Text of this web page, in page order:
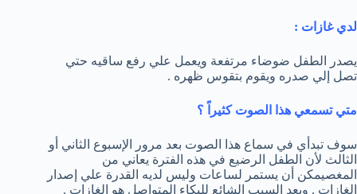
لدي غازات :
يصدر الطفل ضوضاء مرتفعة ويعمل علي رفع ساقيه حتي
تصل إلي صدره ويقوم بتقوس ظهره .
متي تسمعي هذا الصوت كثيراً ؟
سوف تبدأي في سماع هذا الصوت بعد مرور الإسبوع الثاني أو
الثالث لأن الطفل الرضيع في هذه الفترة يعاني من
المغصيمكن أن يستمر لساعات وليس لديه القدرة علي إصدار
الغازات . ويعد السبب الشائع للبكاء المتواصل هو الغازات .